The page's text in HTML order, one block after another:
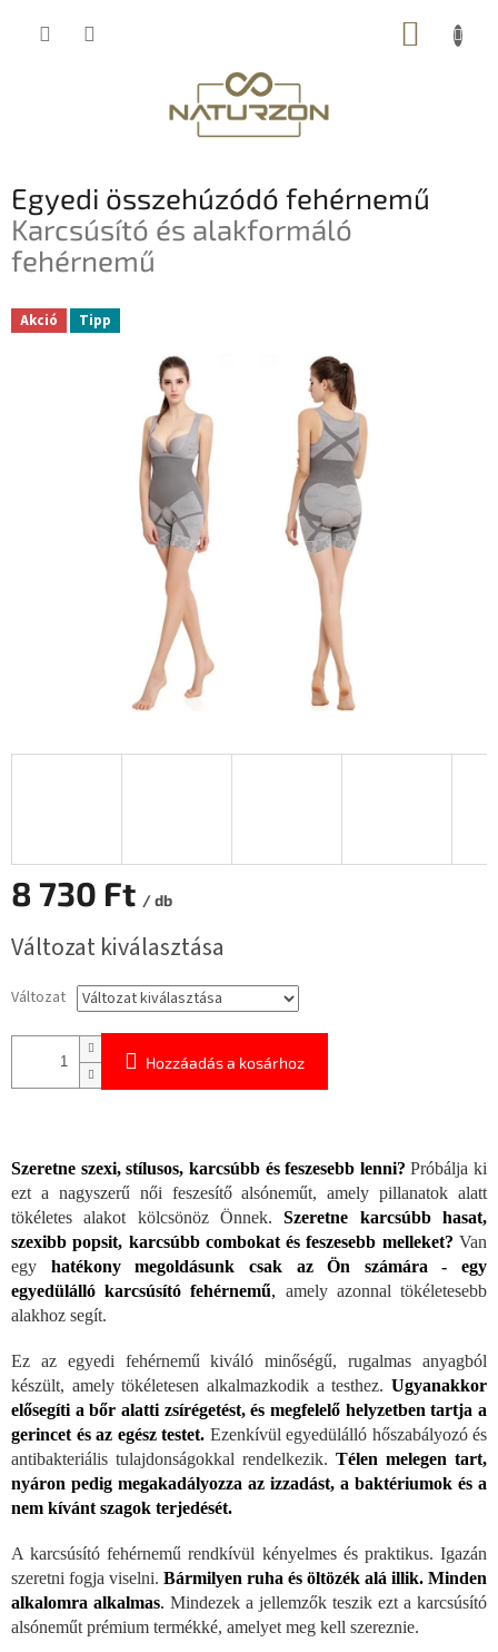
KOSÁR
Egyedi összehúzódó fehérnemű
Karcsúsító és alakformáló
fehérnemű
Akció Tipp
8 730 Ft / db
Változat kiválasztása
Változat
Hozzáadás a kosárhoz
Szeretne szexi, stílusos, karcsúbb és feszesebb lenni? Próbálja ki
ezt a nagyszerű női feszesítő alsóneműt, amely pillanatok alatt
tökéletes alakot kölcsönöz Önnek.Szeretne karcsúbb hasat,
szexibb popsit, karcsúbb combokat és feszesebb melleket? Van
egy hatékony megoldásunk csak az Ön számára - egy
egyedülálló karcsúsító fehérnemű, amely azonnal tökéletesebb
alakhoz segít.
Ez az egyedi fehérnemű kiváló minőségű, rugalmas anyagból
készült, amely tökéletesen alkalmazkodik a testhez. Ugyanakkor
elősegíti a bőr alatti zsírégetést, és megfelelő helyzetben tartja a
gerincet és az egész testet. Ezenkívül egyedülálló hőszabályozó és
antibakteriális tulajdonságokkal rendelkezik. Télen melegen tart,
nyáron pedig megakadályozza az izzadást, a baktériumok és a
nem kívánt szagok terjedését.
A karcsúsító fehérnemű rendkívül kényelmes és praktikus. Igazán
szeretni fogja viselni. Bármilyen ruha és öltözék alá illik. Minden
alkalomra alkalmas. Mindezek a jellemzők teszik ezt a karcsúsító
alsóneműt prémium termékké, amelyet meg kell szereznie.